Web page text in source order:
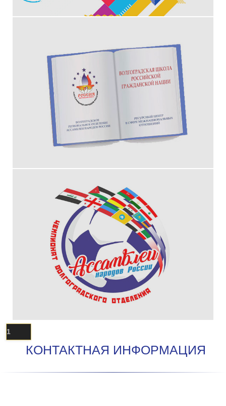
1
КОНТАКТНАЯ ИНФОРМАЦИЯ